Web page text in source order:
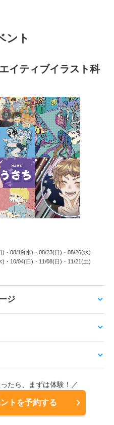
ント
イティブイラスト科
) ・08/19(水) ・08/23(日) ・08/26(水)
) ・10/04(日) ・11/08(日) ・11/21(土)
ジ
たら、まずは体験！／
トを予約する